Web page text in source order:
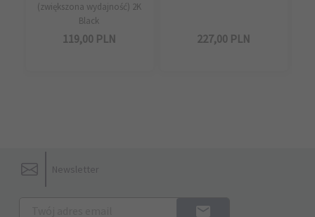
(zwiększona wydajność) 2K
Black
119,00 PLN 227,00 PLN
Newsletter